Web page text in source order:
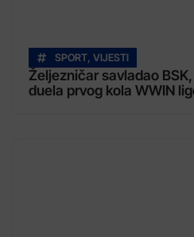
SPORT, VIJESTI
Željezničar savladao
duela prvog kola WWIN